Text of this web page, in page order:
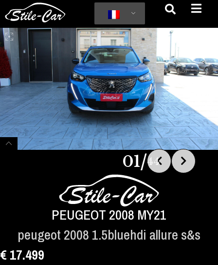
01/44
PEUGEOT 2008 MY21
peugeot 2008 1.5bluehdi allure s&s
€ 17.499